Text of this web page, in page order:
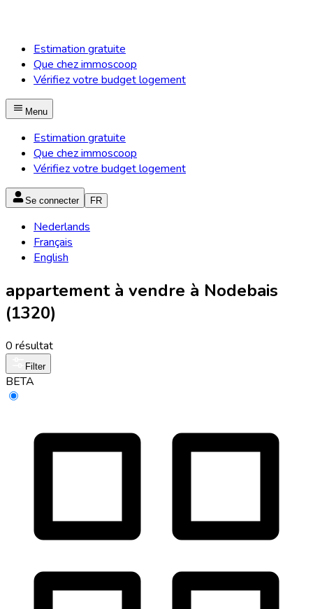
Estimation gratuite
Que chez immoscoop
Vérifiez votre budget logement
Menu
Estimation gratuite
Que chez immoscoop
Vérifiez votre budget logement
Se connecter FR
Nederlands
Français
English
appartement à vendre à Nodebais
(1320)
0 résultat
Filter
BETA